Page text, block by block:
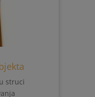
struci